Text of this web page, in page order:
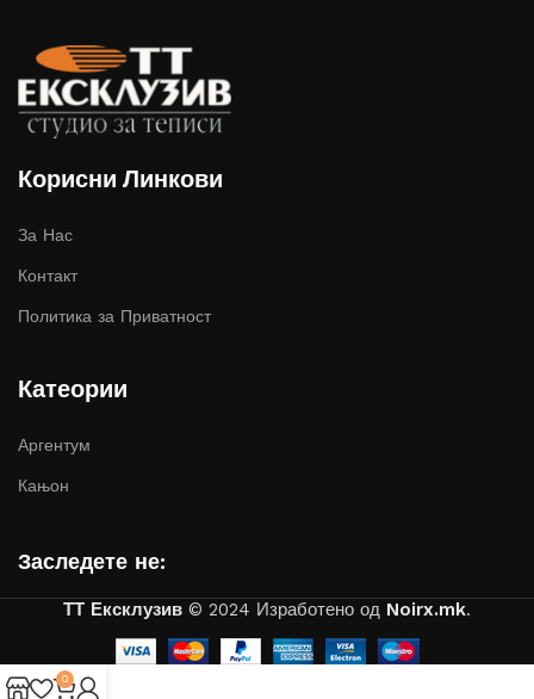
Корисни Линкови
За Нас
Контакт
Политика за Приватност
Катеории
Аргентум
Кањон
Заследете не:
ТТ Ексклузив © 2024 Изработено од Noirx.mk.
0